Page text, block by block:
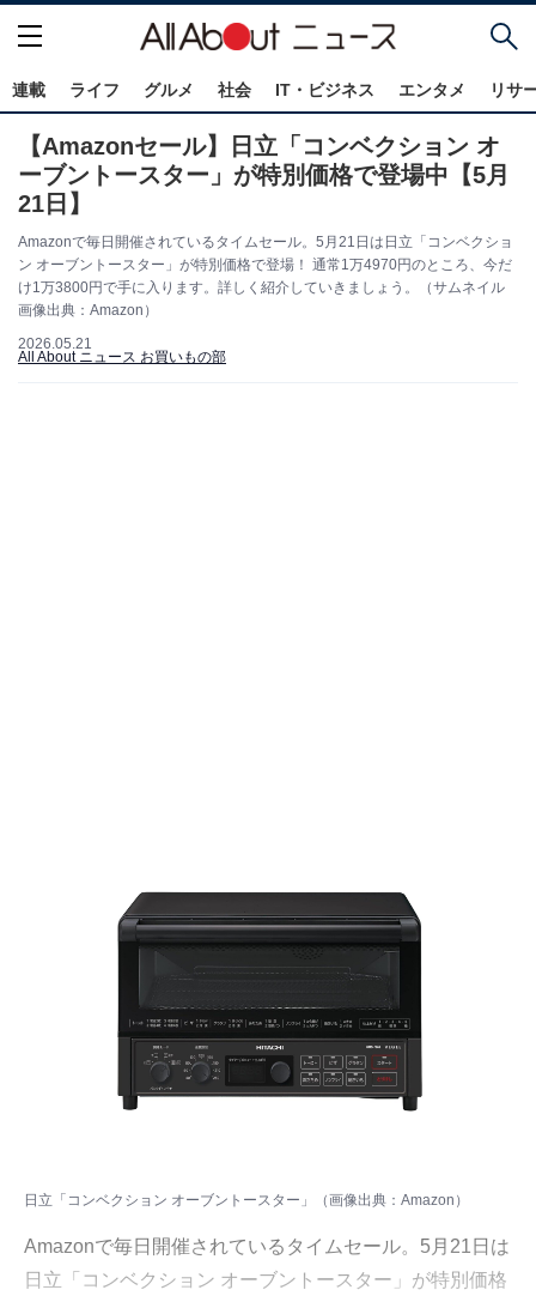
連載 ライフ グルメ 社会 IT・ビジネス エンタメ リサ
【Amazonセール】日立「コンベクション オ
ーブントースター」が特別価格で登場中【5月
21日】
Amazonで毎日開催されているタイムセール。5月21日は日立「コンベクショ
ン オーブントースター」が特別価格で登場！ 通常1万4970円のところ、今だ
け1万3800円で手に入ります。詳しく紹介していきましょう。（サムネイル
画像出典：Amazon）
2026.05.21
All About ニュース お買いもの部
日立「コンベクション オーブントースター」（画像出典：Amazon）
Amazonで毎日開催されているタイムセール。5月21日は
日立「コンベクション オーブントースター」が特別価格